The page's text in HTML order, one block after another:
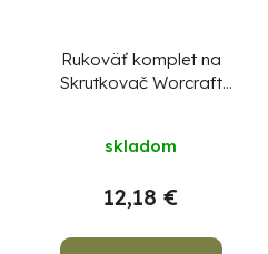
Rukoväť komplet na
Skrutkovač Worcraft
skladom
12,18 €